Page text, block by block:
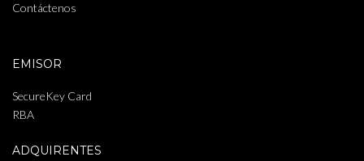
Contáctenos
EMISOR
SecureKey Card
RBA
ADQUIRENTES